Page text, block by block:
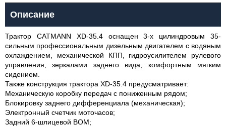
Описание
Трактор CATMANN XD-35.4 оснащен 3-х цилиндровым 35-
сильным профессиональным дизельным двигателем с водяным
охлаждением, механической КПП, гидроусилителем рулевого
управления, зеркалами заднего вида, комфортным мягким
сидением.
Также конструкция трактора XD-35.4 предусматривает:
Механическую коробку передач с пониженным рядом;
Блокировку заднего дифференциала (механическая);
Электронный счетчик моточасов;
Задний 6-шлицевой ВОМ;